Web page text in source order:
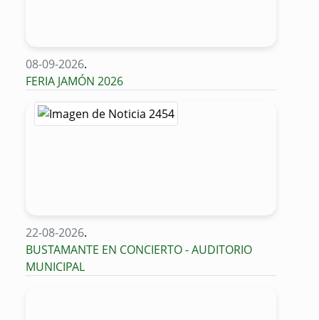
08-09-2026.
FERIA JAMÓN 2026
22-08-2026.
BUSTAMANTE EN CONCIERTO - AUDITORIO
MUNICIPAL